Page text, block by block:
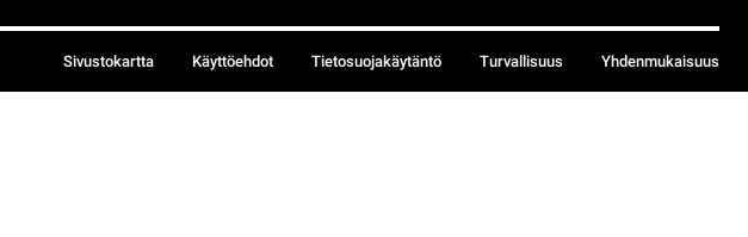
Sivustokartta Käyttöehdot Tietosuojakäytäntö Turvallisuus Yhdenmukaisuus